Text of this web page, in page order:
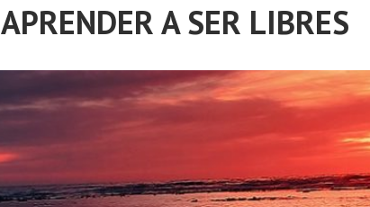
APRENDER A SER LIBRES